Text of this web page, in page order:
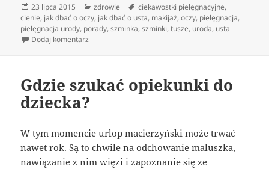
Data
publikacji
23 lipca 2015 Kategorie
zdrowie Tagi
ciekawostki pielęgnacyjne,
cienie, jak dbać o oczy, jak dbać o usta, makijaż,oczy, pielęgnacja,
pielęgnacja urody, porady,szminka,szminki,tusze, uroda, usta
Dodaj komentarz
Gdzie szukać opiekunki do
dziecka?
W tym momencie urlop macierzyński może trwać
nawet rok. Są to chwile na odchowanie maluszka,
nawiązanie z nim więzi i zapoznanie się ze